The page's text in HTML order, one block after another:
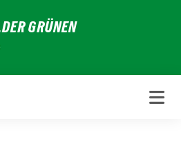
GRÜNEN